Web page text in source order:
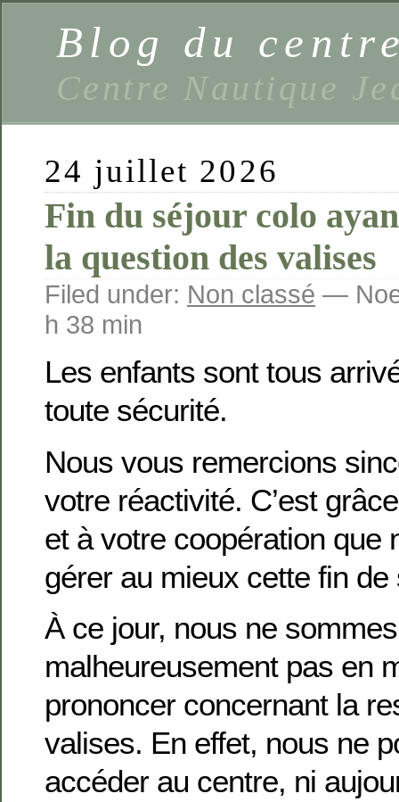
Blog du
Centre Nautique
24 juillet 2026
Fin du séjour colo
la question des valises
Filed under: Non classé —
h 38 min
Les enfants sont tous
toute sécurité.
Nous vous remercions
votre réactivité. C’est
et à votre coopération que
gérer au mieux cette fin
À ce jour, nous ne sommes
malheureusement pas en
prononcer concernant la
valises. En effet, nous ne
accéder au centre, ni